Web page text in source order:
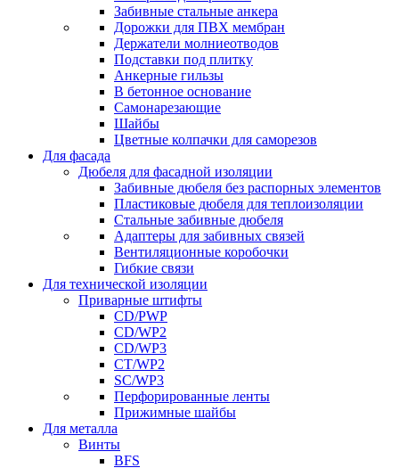
Забивные стальные анкера
Дорожки для ПВХ мембран
Держатели молниеотводов
Подставки под плитку
Анкерные гильзы
В бетонное основание
Самонарезающие
Шайбы
Цветные колпачки для саморезов
Для фасада
Дюбеля для фасадной изоляции
Забивные дюбеля без распорных элементов
Пластиковые дюбеля для теплоизоляции
Стальные забивные дюбеля
Адаптеры для забивных связей
Вентиляционные коробочки
Гибкие связи
Для технической изоляции
Приварные штифты
CD/PWP
CD/WP2
CD/WP3
CT/WP2
SC/WP3
Перфорированные ленты
Прижимные шайбы
Для металла
Винты
BFS